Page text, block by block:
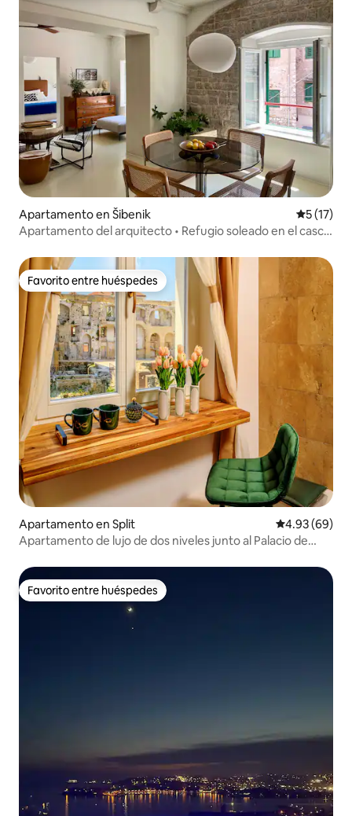
Apartamento en Šibenik
5 (17)
Apartamento del arquitecto • Refugio soleado en el casco
Favorito entre huéspedes
Favorito entre huéspedes
Apartamento en Split Calificación
4.93 (69)
Apartamento de lujo de dos niveles junto al Palacio de
Favorito entre huéspedes
Favorito entre huéspedes